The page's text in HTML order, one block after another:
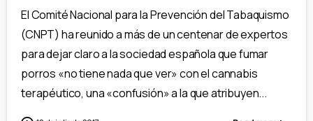
El Comité Nacional para la Prevención del Tabaquismo
(CNPT) ha reunido a más de un centenar de expertos
para dejar claro a la sociedad española que fumar
porros «no tiene nada que ver» con el cannabis
terapéutico, una «confusión» a la que atribuyen...